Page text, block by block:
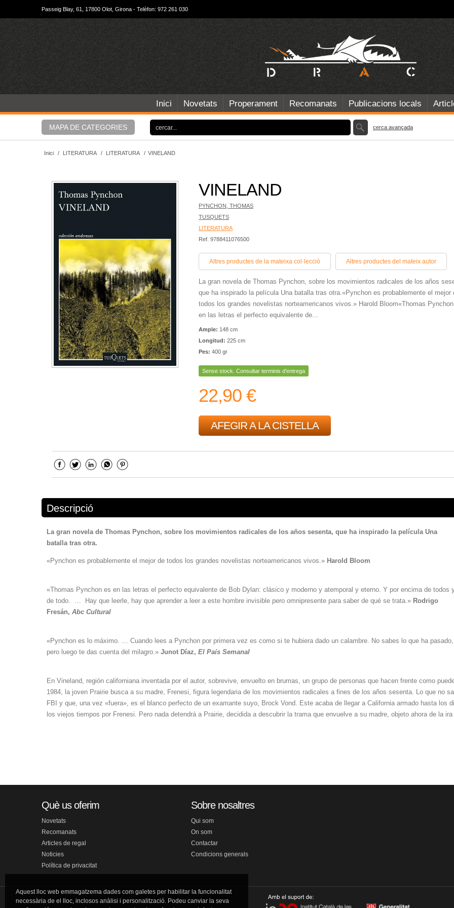
Passeig Blay, 61, 17800 Olot, Girona - Telèfon: 972 261 030
Inici Novetats Properament Recomanats Publicacions locals
MAPA DE CATEGORIES cerca avançada
Inici / LITERATURA / LITERATURA / VINELAND
VINELAND
PYNCHON, THOMAS
TUSQUETS
LITERATURA
Ref. 9788411076500
Altres productes de la mateixa col·lecció Altres productes del mateix autor
La gran novela de Thomas Pynchon, sobre los movimientos radicales de los años
que ha inspirado la película Una batalla tras otra.«Pynchon es probablemente el mejor
todos los grandes novelistas norteamericanos vivos.» Harold Bloom«Thomas
en las letras el perfecto equivalente de...
Ample: 148 cm
Longitud: 225 cm
Pes: 400 gr
Sense stock. Consultar terminis d'entrega
22,90 €
AFEGIR A LA CISTELLA
Descripció
La gran novela de Thomas Pynchon, sobre los movimientos radicales de los años sesenta, que ha inspirado la película Una
batalla tras otra.
«Pynchon es probablemente el mejor de todos los grandes novelistas norteamericanos vivos.» Harold Bloom
«Thomas Pynchon es en las letras el perfecto equivalente de Bob Dylan: clásico y moderno y atemporal y eterno. Y por encima de todos
de todo. … Hay que leerle, hay que aprender a leer a este hombre invisible pero omnipresente para saber de qué se trata.» Rodrigo
Fresán, Abc Cultural
«Pynchon es lo máximo. … Cuando lees a Pynchon por primera vez es como si te hubiera dado un calambre. No sabes lo que ha pasado,
pero luego te das cuenta del milagro.» Junot Díaz, El País Semanal
En Vineland, región californiana inventada por el autor, sobrevive, envuelto en brumas, un grupo de personas que hacen frente como
1984, la joven Prairie busca a su madre, Frenesi, figura legendaria de los movimientos radicales a fines de los años sesenta. Lo que no
FBI y que, una vez «fuera», es el blanco perfecto de un examante suyo, Brock Vond. Este acaba de llegar a California armado hasta los
los viejos tiempos por Frenesi. Pero nada detendrá a Prairie, decidida a descubrir la trama que envuelve a su madre, objeto ahora de la
Què us oferim
Novetats
Recomanats
Articles de regal
Noticies
Política de privacitat
Sobre nosaltres
Qui som
On som
Contactar
Condicions generals
Aquest lloc web emmagatzema dades com galetes per habilitar la funcionalitat
necessària de el lloc, inclosos anàlisi i personalització. Podeu canviar la seva